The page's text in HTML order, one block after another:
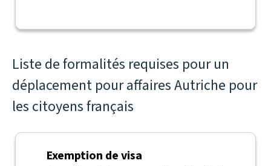
Liste de formalités requises pour un
déplacement pour affaires Autriche pour
les citoyens français
Exemption de visa